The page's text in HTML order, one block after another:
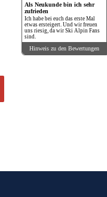
Als Neukunde bin ich sehr
zufrieden
Ich habe bei euch das erste Mal
etwas ersteigert. Und wir freuen
uns riesig, da wir Ski Alpin Fans
sind.
Hinweis zu den Bewertungen